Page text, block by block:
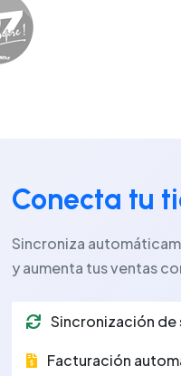
Conecta tu
Sincroniza
y aumenta tus ventas
Sincronización
Facturación